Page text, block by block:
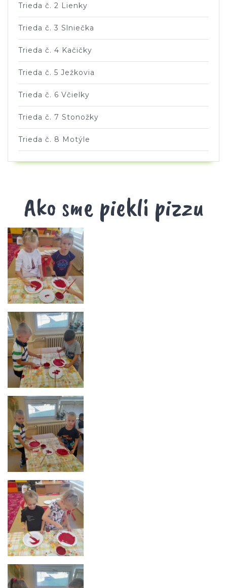
Trieda č. 2 Lienky
Trieda č. 3 Slniečka
Trieda č. 4 Kačičky
Trieda č. 5 Ježkovia
Trieda č. 6 Včielky
Trieda č. 7 Stonožky
Trieda č. 8 Motýle
Ako sme piekli pizzu